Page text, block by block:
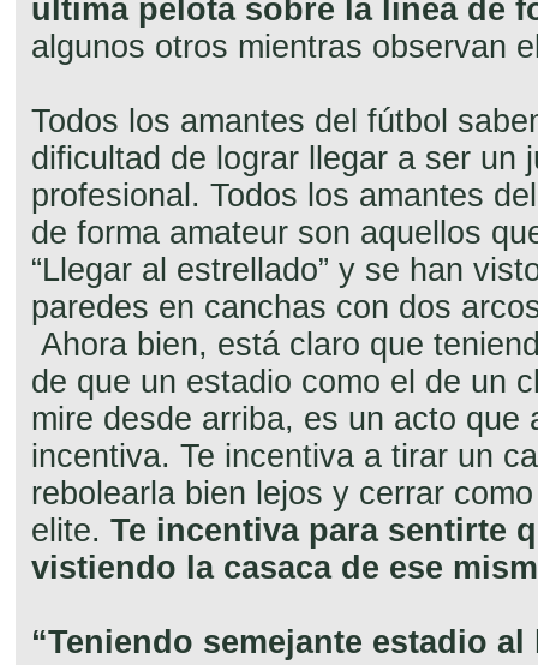
última pelota sobre la línea de
algunos otros mientras observan
Todos los amantes del fútbol
dificultad de lograr llegar a ser un
profesional. Todos los amantes
de forma amateur son aquellos
“Llegar al estrellado” y se han
paredes en canchas con dos
Ahora bien, está claro que
de que un estadio como el de un
mire desde arriba, es un acto que
incentiva. Te incentiva a tirar un
rebolearla bien lejos y cerrar
elite. Te incentiva para sentirte
vistiendo la casaca de ese
“Teniendo semejante estadio